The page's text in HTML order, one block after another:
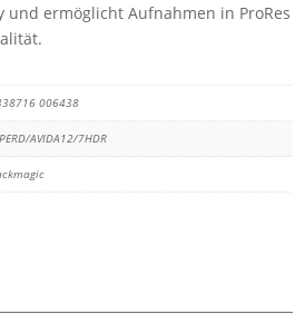
und ermöglicht Aufnahmen in ProRes
006438
AVIDA12/7HDR